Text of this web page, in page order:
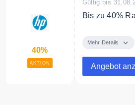
40%
AKTION
Gültig bis
Bis zu 40%
ausgewählte
Mehr Details
Angebot